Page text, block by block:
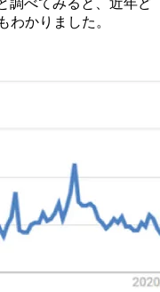
調べてみると、近年ど
わかりました。